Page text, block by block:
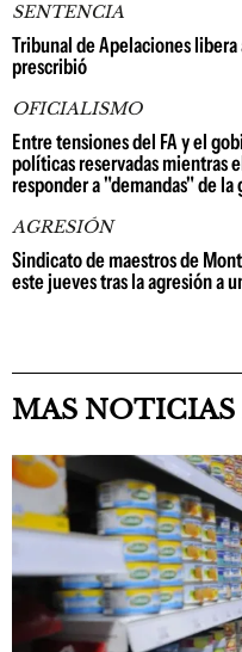
SENTENCIA
Tribunal de Apelaciones
prescribió
OFICIALISMO
Entre tensiones del FA y el
políticas reservadas mientras
responder a "demandas" de la
AGRESIÓN
Sindicato de maestros de
este jueves tras la agresión a
MAS